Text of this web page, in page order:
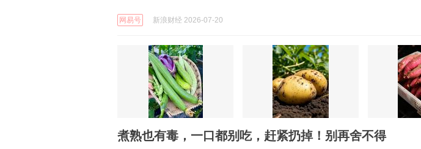
网易号 新浪财经 2026-07-20
煮熟也有毒，一口都别吃，赶紧扔掉！别再舍不得